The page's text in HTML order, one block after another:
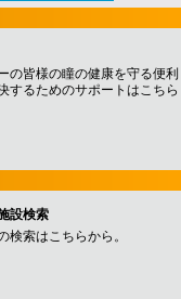
の皆様の瞳の健康を守る便利
するためのサポートはこちら
設検索
検索はこちらから。